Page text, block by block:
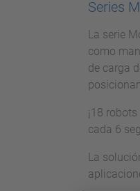
Series
La serie
como
de carga
¡18
cada 6
La